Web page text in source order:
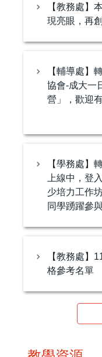
【教務處】
現亮眼，再
【輔導處】
協會-成大一
營」，歡迎
【學務處】
上線中，登
少培力工作
同學踴躍參與
【教務處】
格參考名單